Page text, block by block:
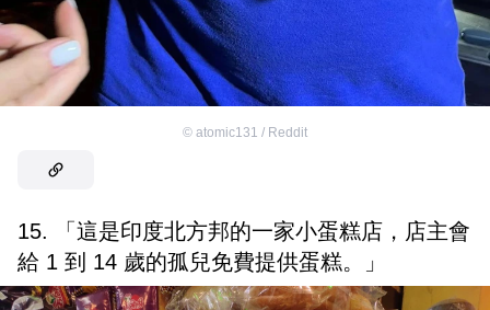
© atomic131 / Reddit
15. 「這是印度北方邦的一家小蛋糕店，店主會
給 1 到 14 歲的孤兒免費提供蛋糕。」